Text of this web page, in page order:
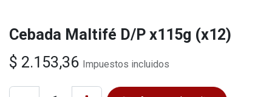
Cebada Maltifé D/P x115g (x12)
$ 2.153,36 Impuestos incluidos